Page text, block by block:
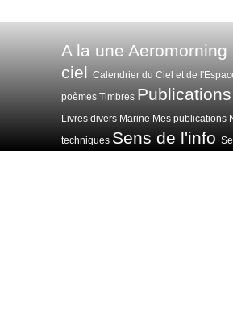
A la une Aeromorning
ciel Calendrier du Ciel et de
poèmes Timbres Publications
Livres divers Marine Mes publications
techniques Sens de l'info